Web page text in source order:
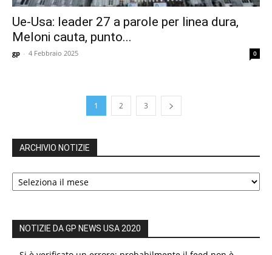
Ue-Usa: leader 27 a parole per linea dura,
Meloni cauta, punto...
gp - 4 Febbraio 2025 0
1 2 3
ARCHIVIO NOTIZIE
ARCHIVIO
NOTIZIE
NOTIZIE DA GP NEWS USA 2020